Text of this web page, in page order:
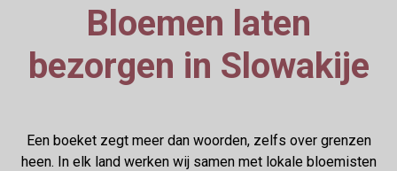
Bloemen laten
bezorgen in Slowakije
Een boeket zegt meer dan woorden, zelfs over grenzen
heen. In elk land werken wij samen met lokale bloemisten